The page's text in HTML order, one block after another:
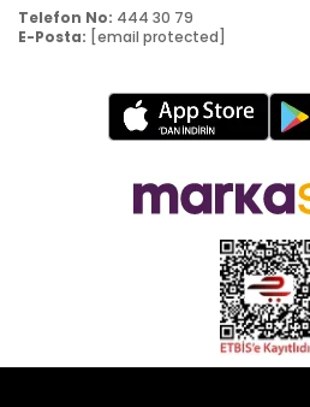
Telefon No: 444 30 79
E-Posta: [email protected]